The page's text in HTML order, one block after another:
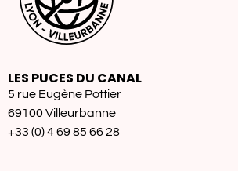
LES PUCES DU CANAL
5 rue Eugène Pottier
69100 Villeurbanne
+33 (0) 4 69 85 66 28